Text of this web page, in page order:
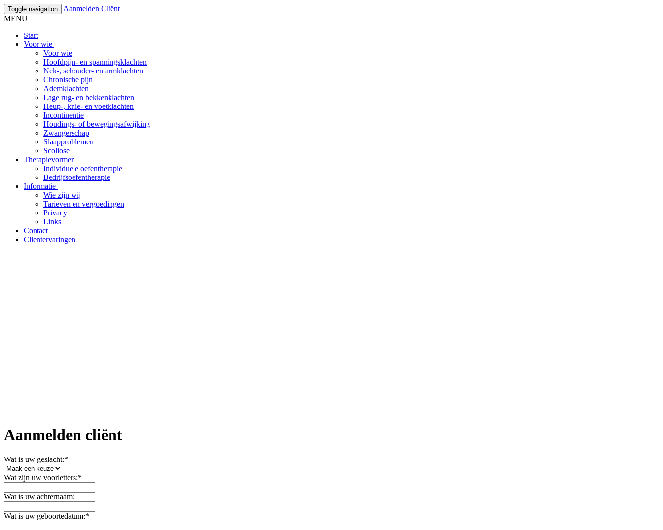
Toggle navigation
Aanmelden Cliënt
MENU
Start
Voor wie
Voor wie
Hoofdpijn- en spanningsklachten
Nek-, schouder- en armklachten
Chronische pijn
Ademklachten
Lage rug- en bekkenklachten
Heup-, knie- en voetklachten
Incontinentie
Houdings- of bewegingsafwijking
Zwangerschap
Slaapproblemen
Scoliose
Therapievormen
Individuele oefentherapie
Bedrijfsoefentherapie
Informatie
Wie zijn wij
Tarieven en vergoedingen
Privacy
Links
Contact
Clientervaringen
Aanmelden cliënt
Wat is uw geslacht:*
Wat zijn uw voorletters:*
Wat is uw achternaam:
Wat is uw geboortedatum:*